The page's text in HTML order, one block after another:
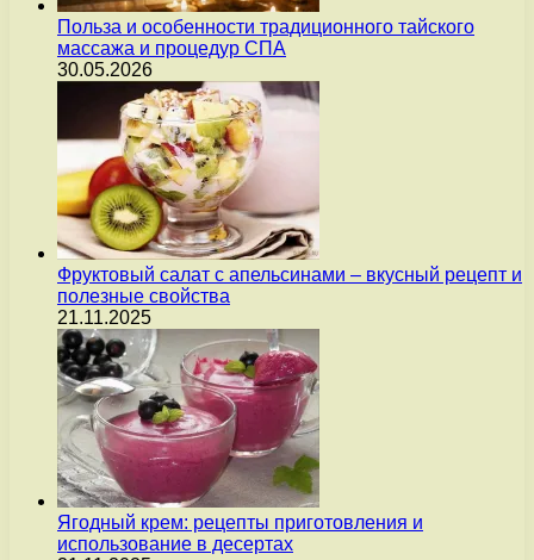
Польза и особенности традиционного тайского
массажа и процедур СПА
30.05.2026
Фруктовый салат с апельсинами – вкусный рецепт и
полезные свойства
21.11.2025
Ягодный крем: рецепты приготовления и
использование в десертах